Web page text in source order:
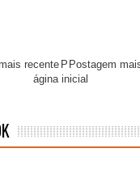
recente Postagem
P
ágina inicial